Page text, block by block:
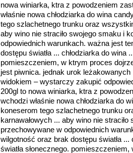
nowa winiarka, ktra z powodzeniem
właśnie nowa chłodziarka do wina
tego szlachetnego trunku oraz
aby wino nie straciło swojego smaku i
odpowiednich warunkach. ważna jest
dostępu światła ... chłodziarka do wina
pomieszczeniem, w ktrym proces
jest piwnica. jednak urok
widokiem – wystarczy zakupić
200gl to nowa winiarka, ktra z
wchodzi właśnie nowa chłodziarka do
koneserom tego szlachetnego trunku
karnawałowych ... aby wino nie
przechowywane w odpowiednich
wilgotność oraz brak dostępu światła
światła słonecznego.